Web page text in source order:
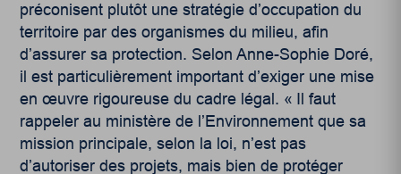
préconisent plutôt une stratégie d’occupation du
territoire par des organismes du milieu, afin
d’assurer sa protection. Selon Anne-Sophie Doré,
il est particulièrement important d’exiger une mise
en œuvre rigoureuse du cadre légal. « Il faut
rappeler au ministère de l’Environnement que sa
mission principale, selon la loi, n’est pas
d’autoriser des projets, mais bien de protéger